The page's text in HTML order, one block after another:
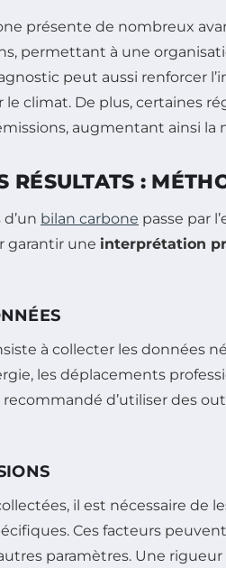
présente de nombreux
permettant à une
peut aussi renforcer
climat. De plus, certaines
augmentant ainsi
RÉSULTATS :
bilan carbone passe par
garantir une interprétation
à collecter les données
les déplacements
d’utiliser des
il est nécessaire de
Ces facteurs
paramètres. Une